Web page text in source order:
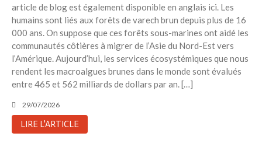
article de blog est également disponible en anglais ici. Les
humains sont liés aux forêts de varech brun depuis plus de 16
000 ans. On suppose que ces forêts sous-marines ont aidé les
communautés côtières à migrer de l’Asie du Nord-Est vers
l’Amérique. Aujourd’hui, les services écosystémiques que nous
rendent les macroalgues brunes dans le monde sont évalués
entre 465 et 562 milliards de dollars par an. […]
29/07/2026
LIRE L'ARTICLE